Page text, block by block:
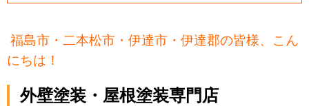
福島市・二本松市・伊達市・伊達郡の皆様、こん
にちは！
外壁塗装・屋根塗装専門店